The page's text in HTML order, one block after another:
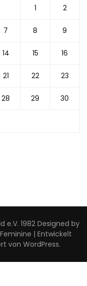
1 2
7 8 9
14 15 16
21 22 23
28 29 30
1982 Designed by
| Entwickelt
von WordPress.